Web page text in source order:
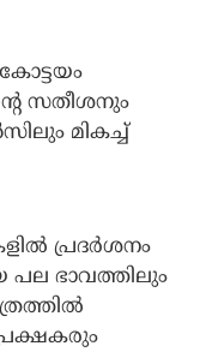
സതീശനും
മികച്ച്
പ്രദര്‍ശനം
പല ഭാവത്തിലും